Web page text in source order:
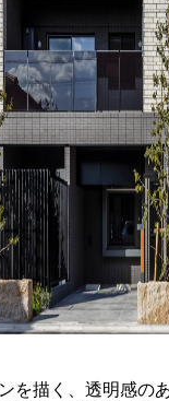
を描く、 透明感の